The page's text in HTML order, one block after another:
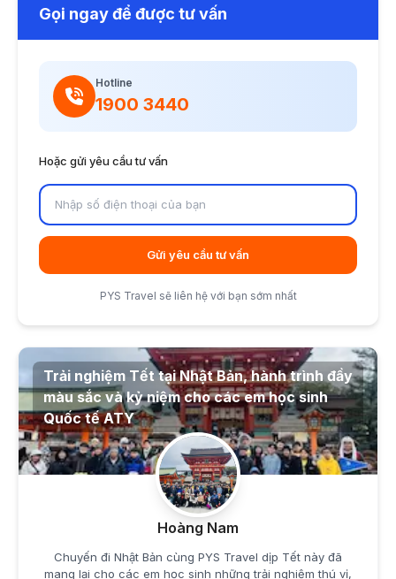
Gọi ngay để được tư vấn
Hotline
1900 3440
Hoặc gửi yêu cầu tư vấn
Gửi yêu cầu tư vấn
PYS Travel sẽ liên hệ với bạn sớm nhất
Trải nghiệm Tết tại Nhật Bản, hành trình đầy
màu sắc và kỷ niệm cho các em học sinh
Quốc tế ATY
Hoàng Nam
Chuyến đi Nhật Bản cùng PYS Travel dịp Tết này đã
mang lại cho các em học sinh những trải nghiệm thú vị,